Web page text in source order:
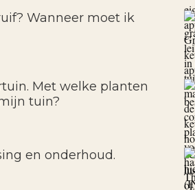
Wanneer moet ik
Met welke planten
tuin?
en onderhoud.